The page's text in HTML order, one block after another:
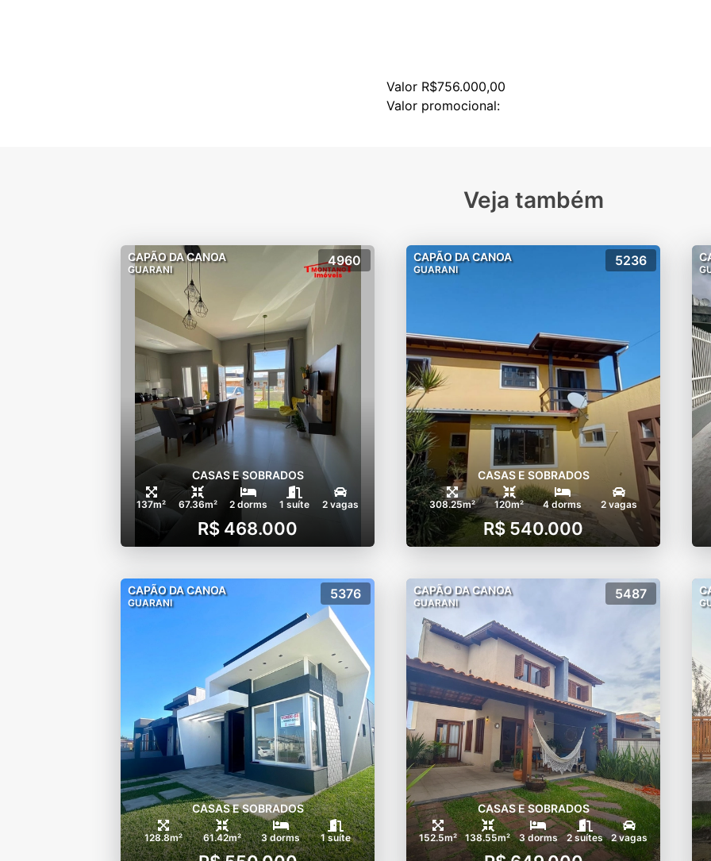
Valor R$756.000,00
Veja também
CAPÃO DA CANOA
GUARANI
4960
CASAS E SOBRADOS
137m² 67.36m² 2 dorms 1 suíte 2 vagas
R$ 468.000
CAPÃO DA CANOA
GUARANI
5236
CASAS E SOBRADOS
308.25m² 120m² 4 dorms 2 vagas
R$ 540.000
CAPÃO DA CANOA
GUARANI
5376
CASAS E SOBRADOS
128.8m² 61.42m² 3 dorms 1 suíte
CAPÃO DA CANOA
GUARANI
5487
CASAS E SOBRADOS
152.5m² 138.55m² 3 dorms 2 suítes 2 vagas